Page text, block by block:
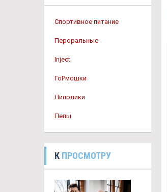
Спортивное питание
Пероральные
Inject
ГоРмошки
Липолики
Пепы
К ПРОСМОТРУ